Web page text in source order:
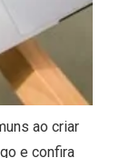
ao criar
e confira